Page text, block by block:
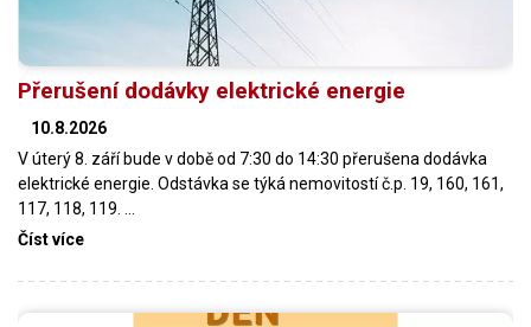
Přerušení dodávky elektrické energie
10.8.2026
V úterý 8. září bude v době od 7:30 do 14:30 přerušena dodávka
elektrické energie. Odstávka se týká nemovitostí č.p. 19, 160, 161,
117, 118, 119. …
Číst více